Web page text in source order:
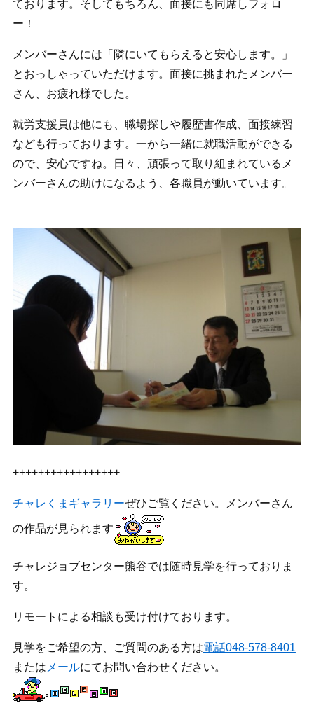
ております。そしてもちろん、面接にも同席しフォロ
ー！
メンバーさんには「隣にいてもらえると安心します。」
とおっしゃっていただけます。面接に挑まれたメンバー
さん、お疲れ様でした。
就労支援員は他にも、職場探しや履歴書作成、面接練習
なども行っております。一から一緒に就職活動ができる
ので、安心ですね。日々、頑張って取り組まれているメ
ンバーさんの助けになるよう、各職員が動いています。
+++++++++++++++++
チャレくまギャラリーぜひご覧ください。メンバーさん
の作品が見られます
チャレジョブセンター熊谷では随時見学を行っておりま
す。
リモートによる相談も受け付けております。
見学をご希望の方、ご質問のある方は電話048-578-8401
または メールにてお問い合わせください。